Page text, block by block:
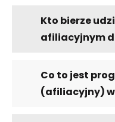
Kto bierze
afiliacyjnym
Co to jest
(afiliacyjny)